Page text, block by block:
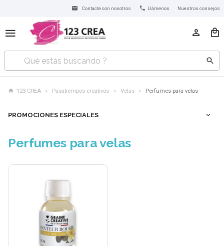
Contacte con nosotros Llámenos Nuestros consejos
123 CREA Pasatiempos creativos Velas Perfumes para velas
PROMOCIONES ESPECIALES
Perfumes para velas